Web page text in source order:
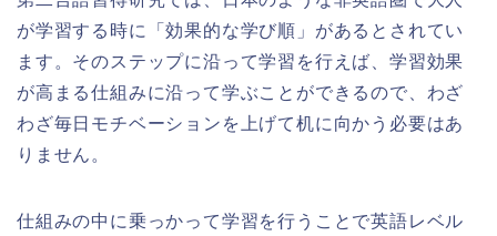
が学習する時に「効果的な学び順」があるとされてい
ます。そのステップに沿って学習を行えば、学習効果
が高まる仕組みに沿って学ぶことができるので、わざ
わざ毎日モチベーションを上げて机に向かう必要はあ
りません。
仕組みの中に乗っかって学習を行うことで英語レベル